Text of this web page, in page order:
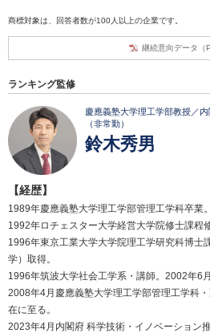
商標対象は、回答者数が100人以上の企業です。
継続意向データ（
ランキング監修
慶應義塾大学理工学部教授／
（非常勤）
鈴木秀男
【経歴】
1989年慶應義塾大学理工学部管理工学科卒業。
1992年ロチェスター大学経営大学院修士課程修
1996年東京工業大学大学院理工学研究科博士
学）取得。
1996年筑波大学社会工学系・講師。2002年6
2008年4月慶應義塾大学理工学部管理工学科
在に至る。
2023年4月内閣府 科学技術・イノベーション